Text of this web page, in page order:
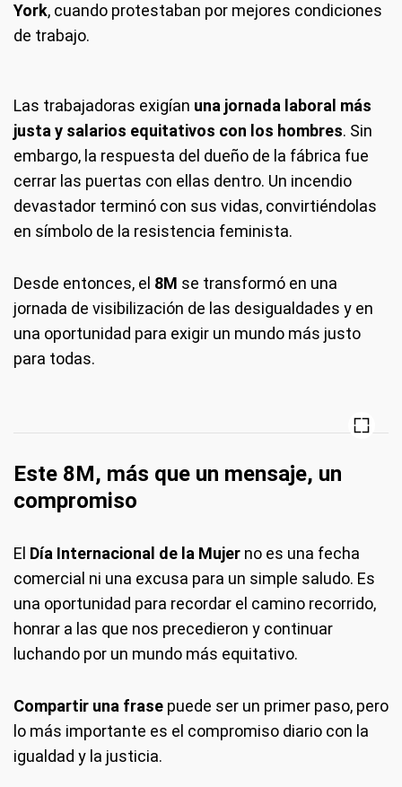
York, cuando protestaban por mejores condiciones
de trabajo.
Las trabajadoras exigían una jornada laboral más
justa y salarios equitativos con los hombres. Sin
embargo, la respuesta del dueño de la fábrica fue
cerrar las puertas con ellas dentro. Un incendio
devastador terminó con sus vidas, convirtiéndolas
en símbolo de la resistencia feminista.
Desde entonces, el 8M se transformó en una
jornada de visibilización de las desigualdades y en
una oportunidad para exigir un mundo más justo
para todas.
Este 8M, más que un mensaje, un
compromiso
El Día Internacional de la Mujer no es una fecha
comercial ni una excusa para un simple saludo. Es
una oportunidad para recordar el camino recorrido,
honrar a las que nos precedieron y continuar
luchando por un mundo más equitativo.
Compartir una frase puede ser un primer paso, pero
lo más importante es el compromiso diario con la
igualdad y la justicia.